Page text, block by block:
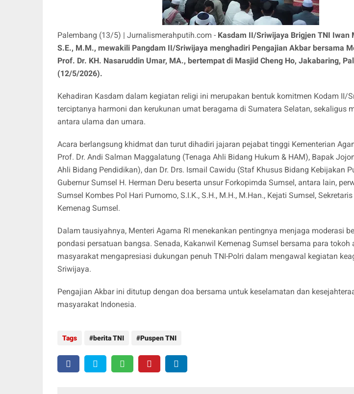
Palembang (13/5) | Jurnalismerahputih.com - Kasdam II/Sriwijaya Brigjen TNI Iwan
S.E., M.M., mewakili Pangdam II/Sriwijaya menghadiri Pengajian Akbar bersama
Prof. Dr. KH. Nasaruddin Umar, MA., bertempat di Masjid Cheng Ho, Jakabaring,
(12/5/2026).
Kehadiran Kasdam dalam kegiatan religi ini merupakan bentuk komitmen Kodam II/
terciptanya harmoni dan kerukunan umat beragama di Sumatera Selatan, sekaligus
antara ulama dan umara.
Acara berlangsung khidmat dan turut dihadiri jajaran pejabat tinggi Kementerian
Prof. Dr. Andi Salman Maggalatung (Tenaga Ahli Bidang Hukum & HAM), Bapak
Ahli Bidang Pendidikan), dan Dr. Drs. Ismail Cawidu (Staf Khusus Bidang Kebijakan
Gubernur Sumsel H. Herman Deru beserta unsur Forkopimda Sumsel, antara lain,
Sumsel Kombes Pol Hari Purnomo, S.I.K., S.H., M.H., M.Han., Kejati Sumsel,
Kemenag Sumsel.
Dalam tausiyahnya, Menteri Agama RI menekankan pentingnya menjaga moderasi
pondasi persatuan bangsa. Senada, Kakanwil Kemenag Sumsel bersama para tokoh
masyarakat mengapresiasi dukungan penuh TNI-Polri dalam mengawal kegiatan
Sriwijaya.
Pengajian Akbar ini ditutup dengan doa bersama untuk keselamatan dan
masyarakat Indonesia.
Tags berita TNI Puspen TNI